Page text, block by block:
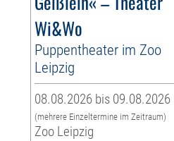
Wi&Wo
Puppentheater im Zoo
Leipzig
08.08.2026 bis 09.08.2026
(mehrere Einzeltermine im Zeitraum)
Zoo Leipzig